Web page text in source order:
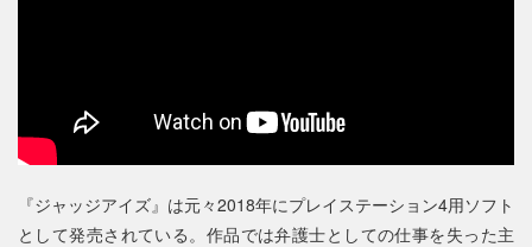
『ジャッジアイズ』は元々2018年にプレイステーション4用ソフト
として発売されている。作品では弁護士としての仕事を失った主